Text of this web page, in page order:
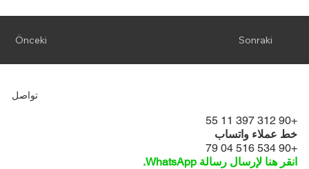
Sonraki
Önceki
تواصل
+90 312 397 11 55
خط عملاء واتساب
+90 534 516 04 79
انقر هنا لإرسال رسالة WhatsApp.